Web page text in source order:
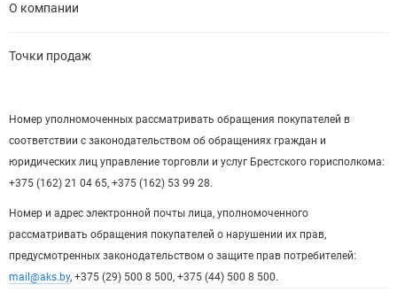
О компании
Точки продаж
Номер уполномоченных рассматривать обращения покупателей в
соответствии с законодательством об обращениях граждан и
юридических лиц управление торговли и услуг Брестского горисполкома:
+375 (162) 21 04 65, +375 (162) 53 99 28.
Номер и адрес электронной почты лица, уполномоченного
рассматривать обращения покупателей о нарушении их прав,
предусмотренных законодательством о защите прав потребителей:
mail@aks.by, +375 (29) 500 8 500, +375 (44) 500 8 500.